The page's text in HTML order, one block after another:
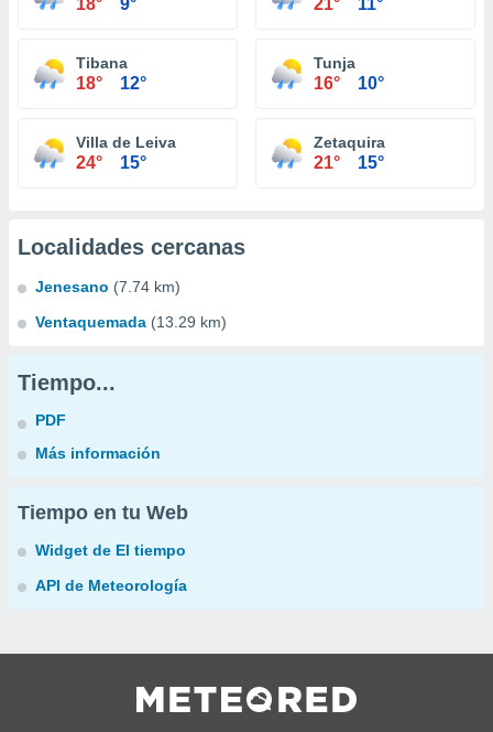
18° 9° 21° 11°
Tibana
18° 12°
Tunja
16° 10°
Villa de Leiva
24° 15°
Zetaquira
21° 15°
Localidades cercanas
Jenesano (7.74 km)
Ventaquemada (13.29 km)
Tiempo...
PDF
Más información
Tiempo en tu Web
Widget de El tiempo
API de Meteorología